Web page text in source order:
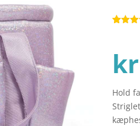
baseret
melser
Hold